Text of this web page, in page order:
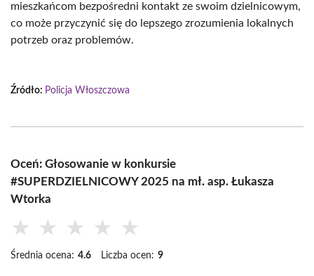
mieszkańcom bezpośredni kontakt ze swoim dzielnicowym,
co może przyczynić się do lepszego zrozumienia lokalnych
potrzeb oraz problemów.
Źródło: Policja Włoszczowa
Oceń: Głosowanie w konkursie
#SUPERDZIELNICOWY 2025 na mł. asp. Łukasza
Wtorka
★ ★ ★ ★ ★
Średnia ocena: 4.6 Liczba ocen: 9